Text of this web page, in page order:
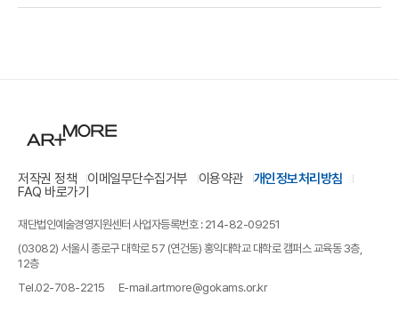
저작권 정책 이메일무단수집거부 이용약관
개인정보처리방침
FAQ 바로가기
재단법인예술경영지원센터 사업자등록번호 : 214-82-09251
(03082) 서울시 종로구 대학로 57 (연건동) 홍익대학교 대학로 캠퍼스 교육동 3층,
12층
Tel.02-708-2215 E-mail.artmore@gokams.or.kr